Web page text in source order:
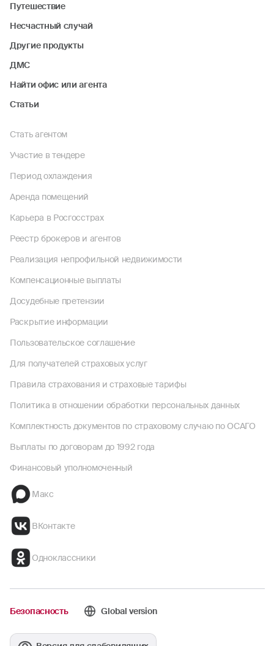
Путешествие
Несчастный случай
Другие продукты
ДМС
Найти офис или агента
Статьи
Стать агентом
Участие в тендере
Период охлаждения
Аренда помещений
Карьера в Росгосстрах
Реестр брокеров и агентов
Реализация непрофильной недвижимости
Компенсационные выплаты
Досудебные претензии
Раскрытие информации
Пользовательское соглашение
Для получателей страховых услуг
Правила страхования и страховые тарифы
Политика в отношении обработки персональных данных
Комплектность документов по страховому случаю по ОСАГО
Выплаты по договорам до 1992 года
Финансовый уполномоченный
Макс
ВКонтакте
Одноклассники
Безопасность Global version